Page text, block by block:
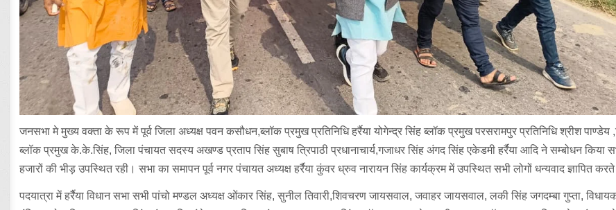
जनसभा मे मुख्य वक्ता के रूप में पूर्व जिला अध्यक्ष पवन कसौधन,ब्लॉक प्रमुख प्रतिनिधि हर्रैया योगेन्द्र सिंह ब्लॉक प्रमुख परसरामपुर प्रतिनिधि श्रीश पाण्डेय
ब्लॉक प्रमुख के.के.सिंह, जिला पंचायत सदस्य अखण्ड प्रताप सिंह सुबाष त्रिपाठी प्रधानाचार्य,गजाधर सिंह अंगद सिंह एकेडमी हर्रैया आदि ने सम्बोधन किया
हजारों की भीड़ उपस्थित रही। सभा का समापन पूर्व नगर पंचायत अध्यक्ष हर्रैया कुंवर ध्रुव नारायन सिंह कार्यक्रम में उपस्थित सभी लोगों धन्यवाद ज्ञापित
पदयात्रा में हर्रैया विधान सभा सभी पांचो मण्डल अध्यक्ष ओंकार सिंह, सुनील तिवारी,शिवचरण जायसवाल, जवाहर जायसवाल, लकी सिंह जगदम्बा गुप्ता,